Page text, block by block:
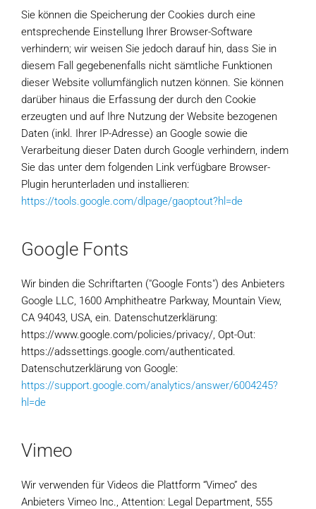
Sie können die Speicherung der Cookies durch eine
entsprechende Einstellung Ihrer Browser-Software
verhindern; wir weisen Sie jedoch darauf hin, dass Sie in
diesem Fall gegebenenfalls nicht sämtliche Funktionen
dieser Website vollumfänglich nutzen können. Sie können
darüber hinaus die Erfassung der durch den Cookie
erzeugten und auf Ihre Nutzung der Website bezogenen
Daten (inkl. Ihrer IP-Adresse) an Google sowie die
Verarbeitung dieser Daten durch Google verhindern, indem
Sie das unter dem folgenden Link verfügbare Browser-
Plugin herunterladen und installieren:
https://tools.google.com/dlpage/gaoptout?hl=de
Google Fonts
Wir binden die Schriftarten ("Google Fonts") des Anbieters
Google LLC, 1600 Amphitheatre Parkway, Mountain View,
CA 94043, USA, ein. Datenschutzerklärung:
https://www.google.com/policies/privacy/, Opt-Out:
https://adssettings.google.com/authenticated.
Datenschutzerklärung von Google:
https://support.google.com/analytics/answer/6004245?
hl=de
Vimeo
Wir verwenden für Videos die Plattform “Vimeo” des
Anbieters Vimeo Inc., Attention: Legal Department, 555